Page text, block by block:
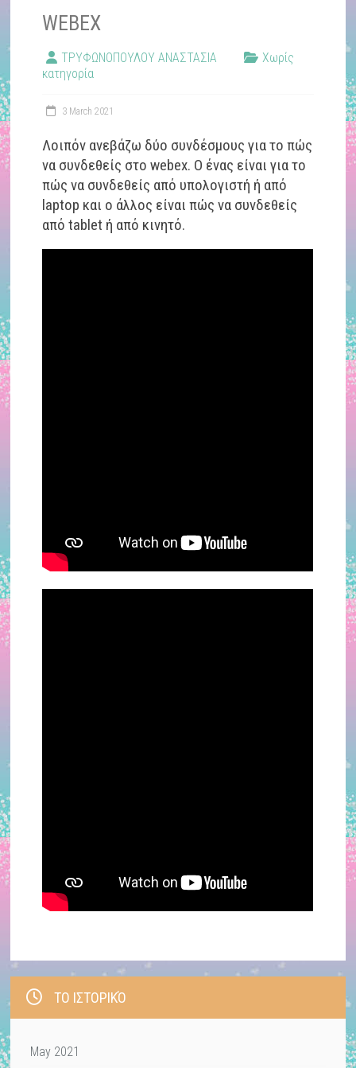
WEBEX
ΤΡΥΦΩΝΟΠΟΥΛΟΥ ΑΝΑΣΤΑΣΙΑ
Χωρίς
κατηγορία
3 March 2021
Λοιπόν ανεβάζω δύο συνδέσμους για το πώς
να συνδεθείς στο webex. Ο ένας είναι για το
πώς να συνδεθείς από υπολογιστή ή από
laptop και ο άλλος είναι πώς να συνδεθείς
από tablet ή από κινητό.
ΤΟ ΙΣΤΟΡΙΚΌ
May 2021